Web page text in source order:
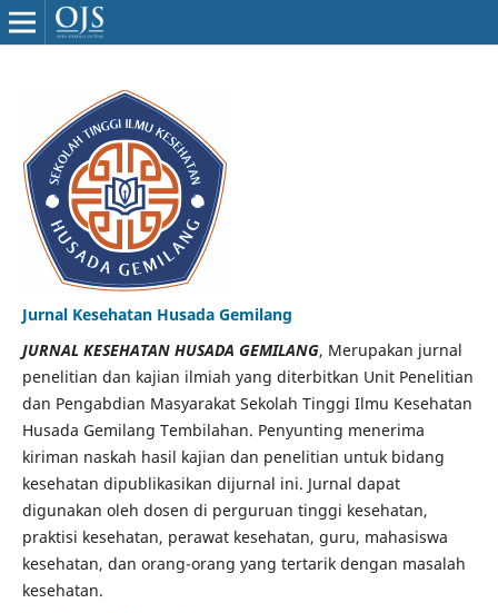
Jurnal Kesehatan Husada Gemilang
JURNAL KESEHATAN HUSADA GEMILANG, Merupakan jurnal
penelitian dan kajian ilmiah yang diterbitkan Unit Penelitian
dan Pengabdian Masyarakat Sekolah Tinggi Ilmu Kesehatan
Husada Gemilang Tembilahan. Penyunting menerima
kiriman naskah hasil kajian dan penelitian untuk bidang
kesehatan dipublikasikan dijurnal ini. Jurnal dapat
digunakan oleh dosen di perguruan tinggi kesehatan,
praktisi kesehatan, perawat kesehatan, guru, mahasiswa
kesehatan, dan orang-orang yang tertarik dengan masalah
kesehatan.